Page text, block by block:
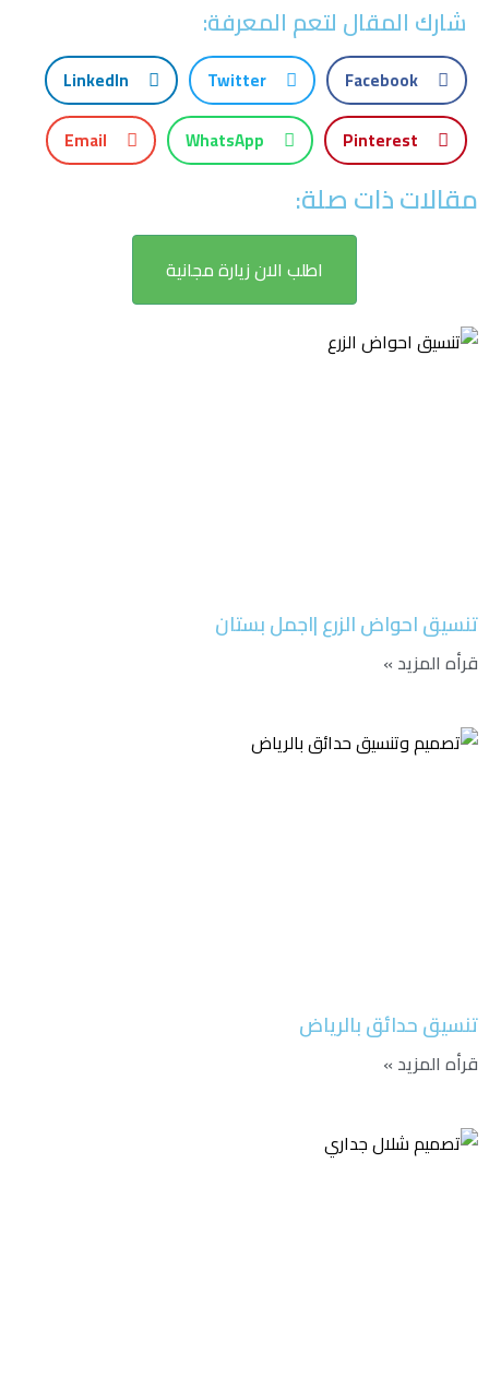
شارك المقال لتعم المعرفة:
Facebook
Twitter
LinkedIn
Pinterest
WhatsApp
Email
مقالات ذات صلة:
اطلب الان زيارة مجانية
تنسيق احواض الزرع |اجمل بستان
قرأه المزيد »
تنسيق حدائق بالرياض
قرأه المزيد »